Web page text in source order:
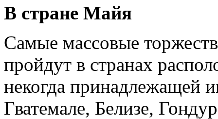
В стране Майя
Самые массовые
пройдут в странах
некогда принадлежащей
Гватемале, Белизе,